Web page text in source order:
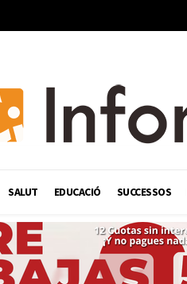
SALUT EDUCACIÓ SUCCESSOS